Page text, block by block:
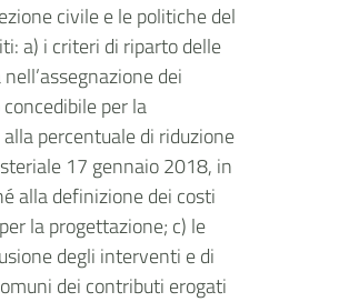
civile e le politiche del
a) i criteri di riparto delle
dei
per la
percentuale di riduzione
17 gennaio 2018, in
alla definizione dei costi
la progettazione; c) le
degli interventi e di
dei contributi erogati